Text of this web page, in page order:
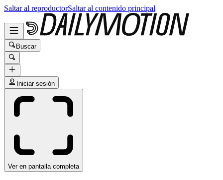
Saltar al reproductorSaltar al contenido principal
Buscar
Iniciar sesión
Ver en pantalla completa